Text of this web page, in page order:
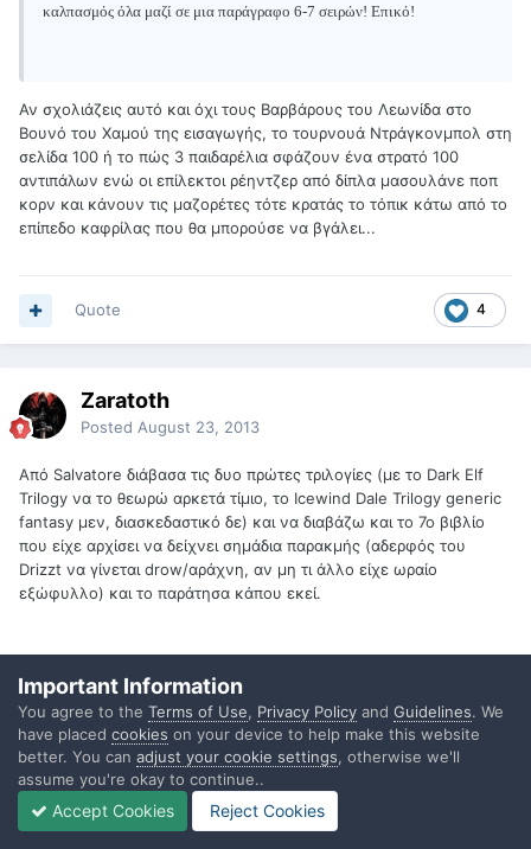
καλπασμός όλα μαζί σε μια παράγραφο 6-7 σειρών! Επικό!
Αν σχολιάζεις αυτό και όχι τους Βαρβάρους του Λεωνίδα στο
Βουνό του Χαμού της εισαγωγής, το τουρνουά Ντράγκονμπολ στη
σελίδα 100 ή το πώς 3 παιδαρέλια σφάζουν ένα στρατό 100
αντιπάλων ενώ οι επίλεκτοι ρέηντζερ από δίπλα μασουλάνε ποπ
κορν και κάνουν τις μαζορέτες τότε κρατάς το τόπικ κάτω από το
επίπεδο καφρίλας που θα μπορούσε να βγάλει...
4
Quote
Zaratoth
Posted August 23, 2013
Από Salvatore διάβασα τις δυο πρώτες τριλογίες (με το Dark Elf
Trilogy να το θεωρώ αρκετά τίμιο, το Icewind Dale Trilogy generic
fantasy μεν, διασκεδαστικό δε) και να διαβάζω και το 7ο βιβλίο
που είχε αρχίσει να δείχνει σημάδια παρακμής (αδερφός του
Drizzt να γίνεται drow/αράχνη, αν μη τι άλλο είχε ωραίο
εξώφυλλο) και το παράτησα κάπου εκεί.
αρκετά προβλέψιμο, αλλά δεν ξέρω, δεν μπορώ να τη θεωρήσω
κακή σειρά. Ήταν entertaining και περνούσα καλά όσο τη
διάβαζα, συν του ότι δεν έχω διαβάσει ακόμα το τέταρτο και είμαι
περίεργος να δω πως τελείωσε (πράγμα που το αναφέρω για να
δείξω ότι δεν την έχω διαγράψει τη σειρά).
Important Information
You agree to the Terms of Use, Privacy Policy and Guidelines. We
have placed cookies on your device to help make this website
better. You can adjust your cookie settings, otherwise we'll
assume you're okay to continue..
Accept Cookies Reject Cookies